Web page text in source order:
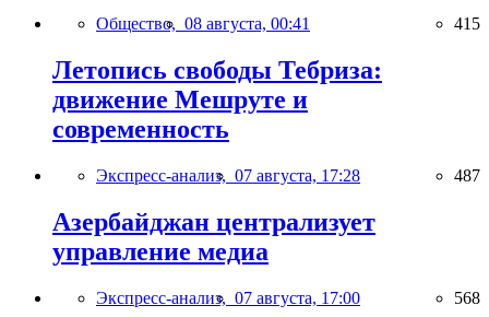
Общество, 08 августа, 00:41 415
Летопись свободы Тебриза:
движение Мешруте и
современность
Экспресс-анализ, 07 августа, 17:28 487
Азербайджан централизует
управление медиа
Экспресс-анализ, 07 августа, 17:00 568